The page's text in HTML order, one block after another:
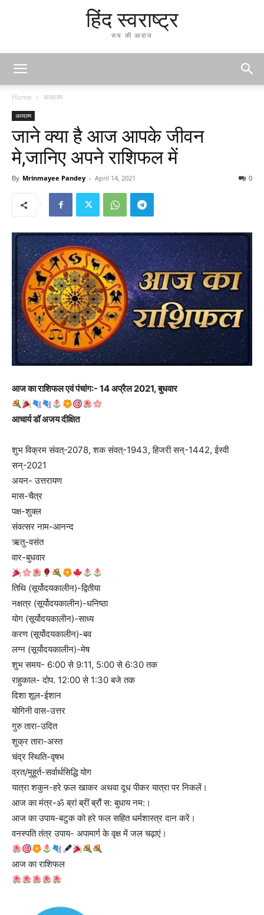
हिंद स्वराष्ट्र
सच की आवाज
Home अध्यात्म
अध्यात्म
जाने क्या है आज आपके जीवन
मे,जानिए अपने राशिफल में
By Mrinmayee Pandey - April 14, 2021 0
आज का राशिफल एवं पंचांग:- 14 अप्रैल 2021, बुधवार
आचार्य डॉ अजय दीक्षित
शुभ विक्रम संवत्-2078, शक संवत्-1943, हिजरी सन्-1442, ईस्वी
सन्-2021
अयन- उत्तरायण
मास-चैत्र
पक्ष-शुक्ल
संवत्सर नाम-आनन्द
ऋतु-वसंत
वार-बुधवार
तिथि (सूर्योदयकालीन)-द्वितीया
नक्षत्र (सूर्योदयकालीन)-धनिष्ठा
योग (सूर्योदयकालीन)-साध्य
करण (सूर्योदयकालीन)-बव
लग्न (सूर्योदयकालीन)-मेष
शुभ समय- 6:00 से 9:11, 5:00 से 6:30 तक
राहुकाल- दोप. 12:00 से 1:30 बजे तक
दिशा शूल-ईशान
योगिनी वास-उत्तर
गुरु तारा-उदित
शुक्र तारा-अस्त
चंद्र स्थिति-वृषभ
व्रत/मुहूर्त-सर्वार्थसिद्धि योग
यात्रा शकुन-हरे फ़ल खाकर अथवा दूध पीकर यात्रा पर निकलें।
आज का मंत्र-ॐ ब्रां ब्रीं ब्रौं स: बुधाय नम:।
आज का उपाय-बटुक को हरे फल सहित धर्मशास्त्र दान करें।
वनस्पति तंत्र उपाय- अपामार्ग के वृक्ष में जल चढ़ाएं।
आज का राशिफल